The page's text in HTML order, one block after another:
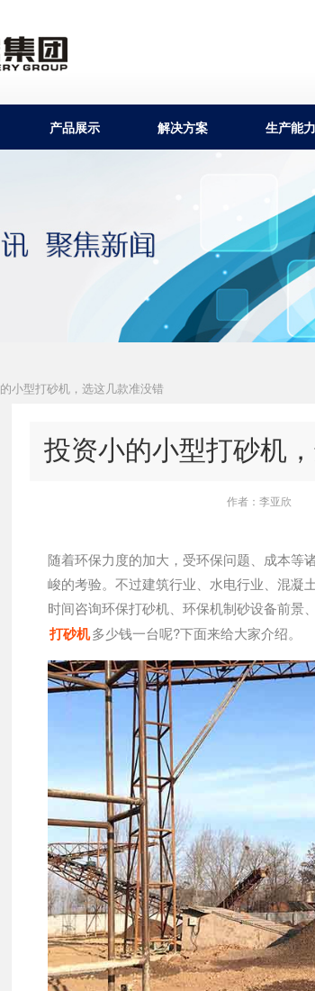
产品展示 解决方案 生产能力
小型打砂机，选这几款准没错
投资小的小型打砂机
作者：李亚欣
随着环保力度的加大，受环保问题、成本等
峻的考验。不过建筑行业、水电行业、混凝
时间咨询环保打砂机、环保机制砂设备前景
打砂机多少钱一台呢?下面来给大家介绍。